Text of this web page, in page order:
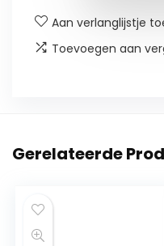
Aan verlanglijstje
Toevoegen aan
Gerelateerde